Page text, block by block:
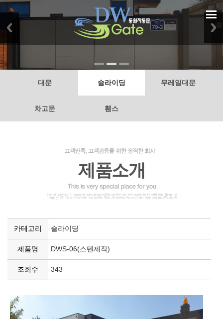
대문 슬라이딩 무레일대문
차고문 휀스
제품소개
카테고리 슬라이딩
제품명 DWS-06(스텐제작)
조회수 343